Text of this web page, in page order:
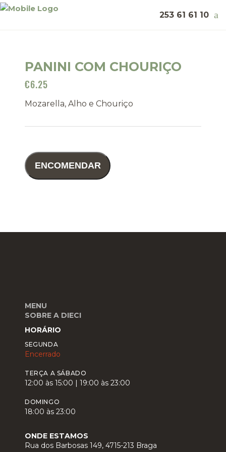
253 61 61 10
PANINI COM CHOURIÇO
€6.25
Mozarella, Alho e Chouriço
ENCOMENDAR
MENU
SOBRE A DIECI
HORÁRIO
SEGUNDA
Encerrado
TERÇA A SÁBADO
12:00 às 15:00 | 19:00 às 23:00
DOMINGO
18:00 às 23:00
ONDE ESTAMOS
Rua dos Barbosas 149, 4715-213 Braga